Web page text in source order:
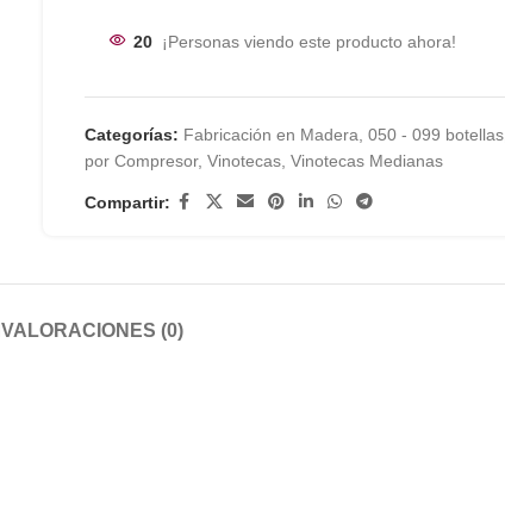
20 ¡Personas viendo este producto ahora!
Categorías: Fabricación en Madera 050 - 099 botellas,
por Compresor, Vinotecas, Vinotecas Medianas
Compartir:
VALORACIONES (0)